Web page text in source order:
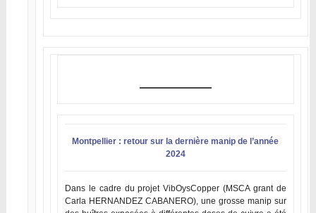
Montpellier : retour sur la dernière manip de l’année
2024
Dans le cadre du projet VibOysCopper (MSCA grant de
Carla HERNANDEZ CABANERO), une grosse manip sur